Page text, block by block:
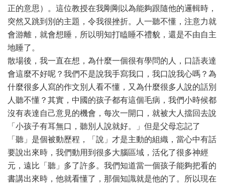
正的意思）。這位教授在我剛剛以為能夠跟隨他的邏輯時，
突然又跳到別的主題，令我很挫折。人一聽不懂，注意力就
會游離，就會想睡，所以明知打瞌睡不禮貌，還是不由自主
地睡了。
散場後，我一直在想，為什麼一個很有學問的人，口語表達
會這麼不好呢？我們不是說我手寫我口，我口說我心嗎？為
什麼很多人寫的作文別人看不懂，又為什麼很多人說的話別
人聽不懂？其實，中國的孩子都有這個毛病，我們小時候都
沒有表達自己意見的機會，每次一開口，就被大人擋回去說
「小孩子有耳無口，聽別人說就好。」但是父母忘記了
「聽」是個被動歷程，「說」才是主動的組織，當心中有話
要說出來時，我們動用到很多大腦區域，活化了很多神經
元，遠比「聽」多了許多。我們知道當一個孩子能夠把看的
書講出來時，他就看懂了，那個知識就是他的了。所以現在